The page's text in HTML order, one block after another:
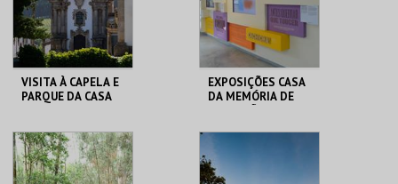
COMPRAR COMPRAR
VISITA À CAPELA E
PARQUE DA CASA
FUND. DA CASA DE
MATEUS
EXPOSIÇÕES CASA
DA MEMÓRIA DE
CASA DA MEMÓRIA .